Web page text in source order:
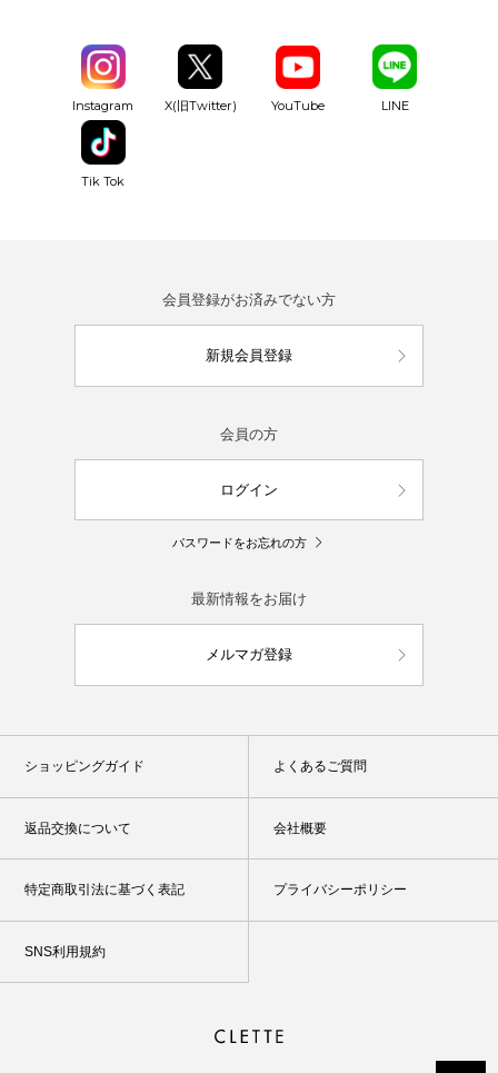
Instagram X(旧Twitter) YouTube LINE
Tik Tok
会員登録がお済みでない方
新規会員登録
会員の方
ログイン
パスワードをお忘れの方
最新情報をお届け
メルマガ登録
ショッピングガイド よくあるご質問
返品交換について 会社概要
特定商取引法に基づく表記 プライバシーポリシー
SNS利用規約